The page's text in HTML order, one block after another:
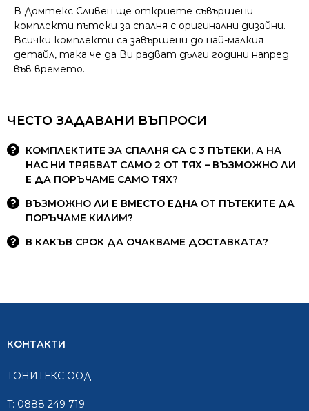
В Домтекс Сливен ще откриете съвършени
комплекти пътеки за спалня с оригинални дизайни.
Всички комплекти са завършени до най-малкия
детайл, така че да Ви радват дълги години напред
във времето.
ЧЕСТО ЗАДАВАНИ ВЪПРОСИ
КОМПЛЕКТИТЕ ЗА СПАЛНЯ СА С 3 ПЪТЕКИ, А НА
НАС НИ ТРЯБВАТ САМО 2 ОТ ТЯХ – ВЪЗМОЖНО ЛИ
Е ДА ПОРЪЧАМЕ САМО ТЯХ?
ВЪЗМОЖНО ЛИ Е ВМЕСТО ЕДНА ОТ ПЪТЕКИТЕ ДА
ПОРЪЧАМЕ КИЛИМ?
В КАКЪВ СРОК ДА ОЧАКВАМЕ ДОСТАВКАТА?
КОНТАКТИ
ТОНИТЕКС ООД
T: 0888 249 719